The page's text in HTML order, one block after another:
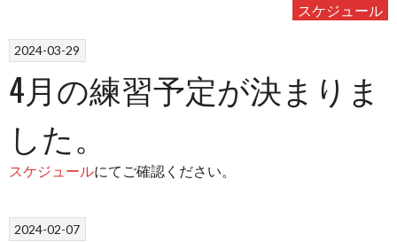
スケジュール
2024-03-29
4月の練習予定が決まりま
した。
スケジュールにてご確認ください。
2024-02-07